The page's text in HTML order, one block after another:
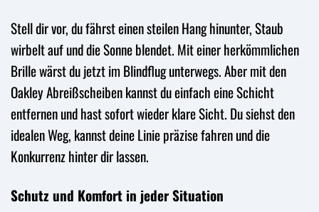
Stell dir vor, du fährst einen steilen Hang hinunter, Staub
wirbelt auf und die Sonne blendet. Mit einer herkömmlichen
Brille wärst du jetzt im Blindflug unterwegs. Aber mit den
Oakley Abreißscheiben kannst du einfach eine Schicht
entfernen und hast sofort wieder klare Sicht. Du siehst den
idealen Weg, kannst deine Linie präzise fahren und die
Konkurrenz hinter dir lassen.
Schutz und Komfort in jeder Situation